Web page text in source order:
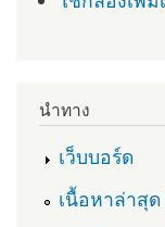
นำทาง
เว็บบอร์ด
เนื้อหาล่าสุด